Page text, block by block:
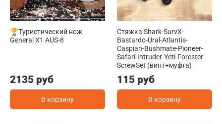
🏆Туристический нож
General X1 AUS-8
2135 руб
В корзину
Стяжка Shark-SurvX-
Bastardo-Ural-Atlantis-
Caspian-Bushmate-Pioneer-
Safari-Intruder-Yeti-Forester
ScrewSet (винт+муфта)
115 руб
В корзину